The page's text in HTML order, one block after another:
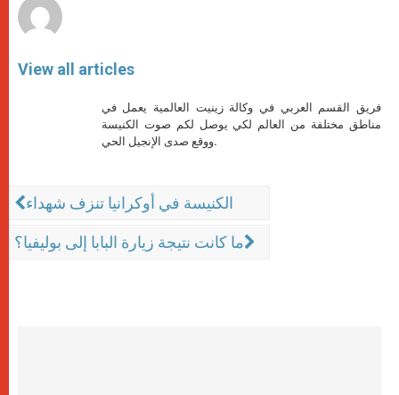
View all articles
فريق القسم العربي في وكالة زينيت العالمية يعمل في
مناطق مختلفة من العالم لكي يوصل لكم صوت الكنيسة
ووقع صدى الإنجيل الحي.
الكنيسة في أوكرانيا تنزف شهداء
ما كانت نتيجة زيارة البابا إلى بوليفيا؟